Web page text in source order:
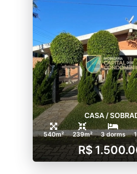
CASA /
540m² 239m² 3 dorms
R$